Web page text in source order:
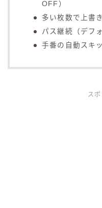
OFF）
多い枚数で上書
パス継続（デフ
手番の自動スキ
ス